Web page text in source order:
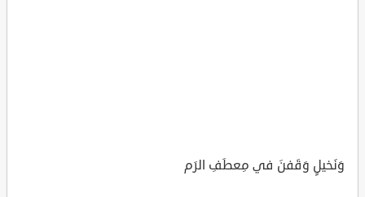
وَنَخيلٍ وَقَفنَ في مِعطَفِ الرَم